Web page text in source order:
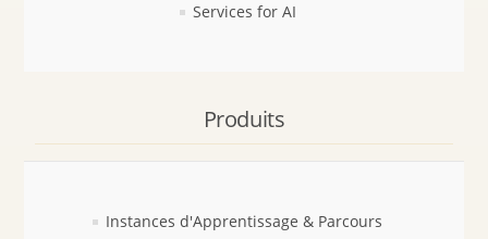
Services for AI
Produits
Instances d'Apprentissage & Parcours